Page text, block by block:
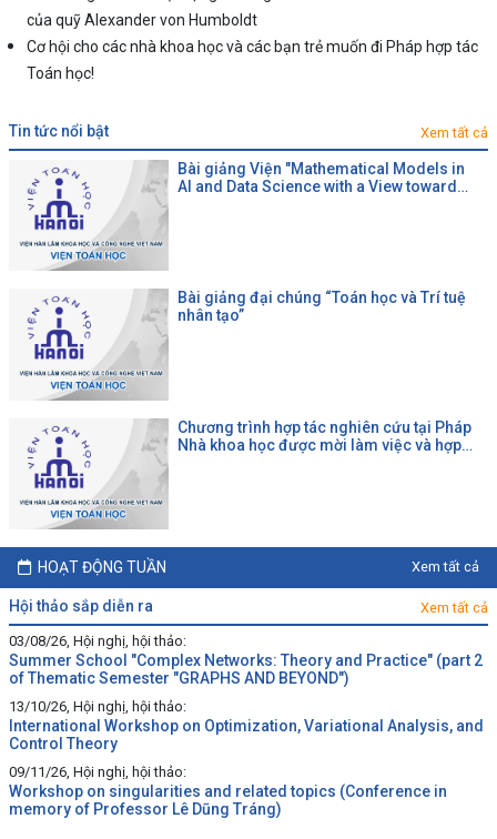
của quỹ Alexander von Humboldt
Cơ hội cho các nhà khoa học và các bạn trẻ muốn đi Pháp hợp tác
Toán học!
tin tức nổi bật Xem tất cả
Bài giảng Viện "Mathematical Models in
AI and Data Science with a View toward
Bài giảng đại chúng “Toán học và Trí tuệ
nhân tạo”
Chương trình hợp tác nghiên cứu tại Pháp
Nhà khoa học được mời làm việc và hợp
HOẠT ĐỘNG TUẦN Xem tất cả
hội thảo sắp diễn ra
Xem tất cả
03/08/26, Hội nghị, hội thảo:
Summer School "Complex Networks: Theory and Practice" (part 2
of Thematic Semester "GRAPHS AND BEYOND")
13/10/26, Hội nghị, hội thảo:
International Workshop on Optimization, Variational Analysis, and
Control Theory
09/11/26, Hội nghị, hội thảo:
Workshop on singularities and related topics (Conference in
memory of Professor Lê Dũng Tráng)